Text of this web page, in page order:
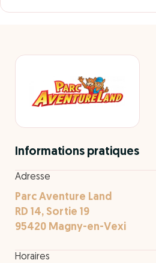
Informations pratiques
Adresse
Parc Aventure Land
RD 14, Sortie 19
95420 Magny-en-Vexi
Horaires